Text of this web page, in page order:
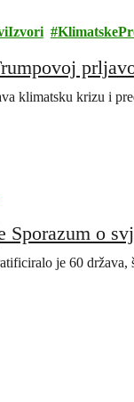
klimatsku krizu i
Sporazum o
je 60